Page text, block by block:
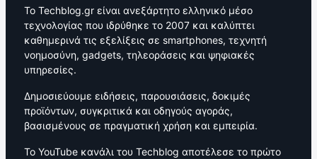
Το Techblog.gr είναι ανεξάρτητο ελληνικό μέσο
τεχνολογίας που ιδρύθηκε το 2007 και καλύπτει
καθημερινά τις εξελίξεις σε smartphones, τεχνητή
νοημοσύνη, gadgets, τηλεοράσεις και ψηφιακές
υπηρεσίες.
Δημοσιεύουμε ειδήσεις, παρουσιάσεις, δοκιμές
προϊόντων, συγκριτικά και οδηγούς αγοράς,
βασισμένους σε πραγματική χρήση και εμπειρία.
Το YouTube κανάλι του Techblog αποτέλεσε το πρώτο